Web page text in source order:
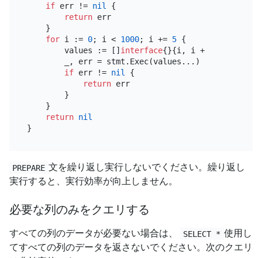
if err != nil
{
return err
    }
for i := 0; i < 1000; i += 5 {
        values := []
interface{}{i, i +
        _, err = stmt.Exec(values...)
if err != nil
{
return err
        }
    }
return nil
PREPARE 文を繰り返し実行しないでください。繰り返し
実行すると、実行効率が向上しません。
必要な列のみをクエリする
すべての列のデータが必要ない場合は、 SELECT * 使用し
てすべての列のデータを返さないでください。次のクエリ